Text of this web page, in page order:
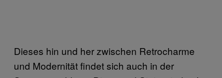
Dieses hin und her zwischen Retrocharme
und Modernität findet sich auch in der